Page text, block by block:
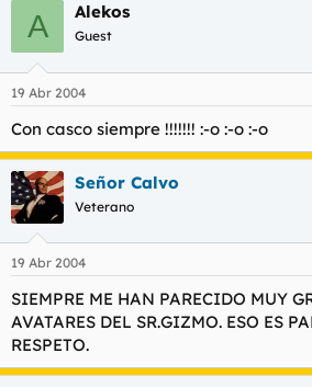
A Alekos
Guest
19 Abr 2004
Con casco siempre !!!!!!! :-o :-o :-o
Señor Calvo
Veterano
19 Abr 2004
SIEMPRE ME HAN PARECIDO MUY
AVATARES DEL SR.GIZMO. ESO ES
RESPETO.